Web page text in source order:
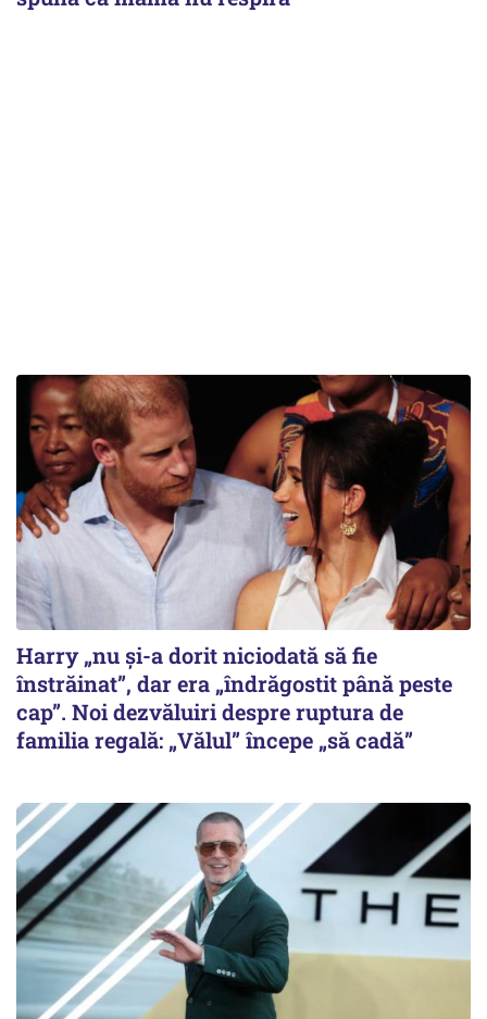
Harry „nu și-a dorit niciodată să fie
înstrăinat”, dar era „îndrăgostit până peste
cap”. Noi dezvăluiri despre ruptura de
familia regală: „Vălul” începe „să cadă”